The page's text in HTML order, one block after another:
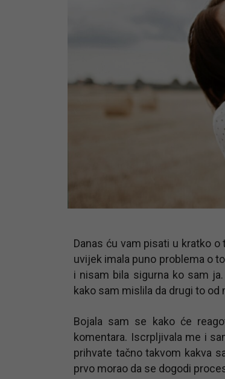
Danas ću vam pisati u kratko
uvijek imala puno problema o
i nisam bila sigurna ko sam
kako sam mislila da drugi to
Bojala sam se kako će
komentara. Iscrpljivala me i
prihvate tačno takvom kakva
prvo morao da se dogodi